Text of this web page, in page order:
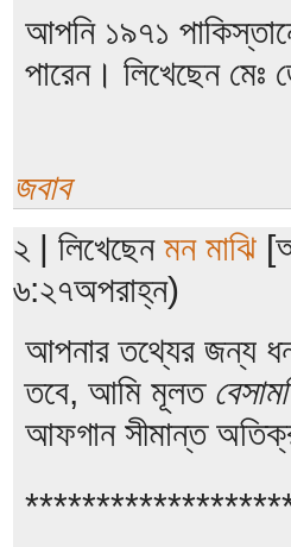
আপনি ১৯৭১
পারেন। লিখেছেন মেঃ
জবাব
২ | লিখেছেন মন মাঝি
৬:২৭অপরাহ্ন)
আপনার তথ্যের জন্য
তবে, আমি মূলত
আফগান সীমান্ত